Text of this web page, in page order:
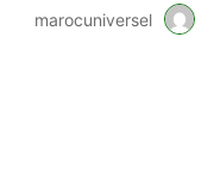
marocuniversel